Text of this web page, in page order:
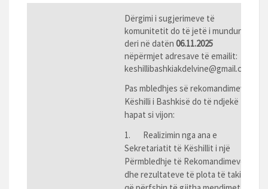
Dërgimi i sugjerimeve të
komunitetit do të jetë i mundur
deri në datën 06.11.2025
nëpërmjet adresave të emailit:
keshillibashkiakdelvine@gmail.com
Pas mbledhjes së rekomandimeve,
Këshilli i Bashkisë do të ndjekë
hapat si vijon:
1. Realizimin nga ana e
Sekretariatit të Këshillit i një
Përmbledhje të Rekomandimeve
dhe rezultateve të plota të takimit